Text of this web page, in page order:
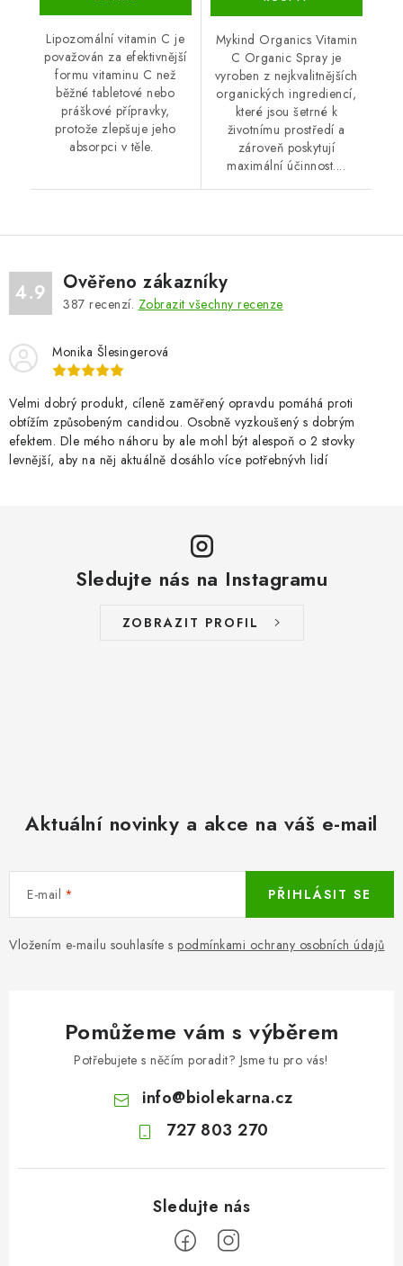
Lipozomální vitamin C je
považován za efektivnější
formu vitaminu C než
běžné tabletové nebo
práškové přípravky,
protože zlepšuje jeho
absorpci v těle.
Mykind Organics Vitamin
C Organic Spray je
vyroben z nejkvalitnějších
organických ingrediencí,
které jsou šetrné k
životnímu⁤ prostředí a
zároveň poskytují
maximální účinnost....
4.9 Ověřeno zákazníky
387 recenzí. Zobrazit všechny recenze
Monika Šlesingerová
Velmi dobrý produkt, cíleně zaměřený opravdu pomáhá proti
obtížím způsobeným candidou. Osobně vyzkoušený s dobrým
efektem. Dle mého náhoru by ale mohl být alespoň o 2 stovky
levnější, aby na něj aktuálně dosáhlo více potřebnývh lidí
Sledujte nás na Instagramu
ZOBRAZIT PROFIL
Aktuální novinky a akce na váš e-mail
E-mail
Vložením e-mailu souhlasíte s podmínkami ochrany osobních údajů
PŘIHLÁSIT SE
Pomůžeme vám s výběrem
Potřebujete s něčím poradit? Jsme tu pro vás!
info@biolekarna.cz
727 803 270